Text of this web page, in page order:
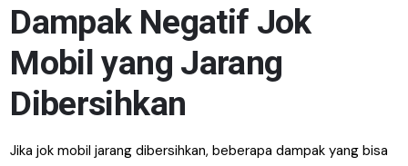
Dampak Negatif Jok
Mobil yang Jarang
Dibersihkan
Jika jok mobil jarang dibersihkan, beberapa dampak yang bisa